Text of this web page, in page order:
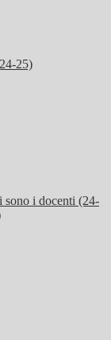
25)
sono i docenti (24-